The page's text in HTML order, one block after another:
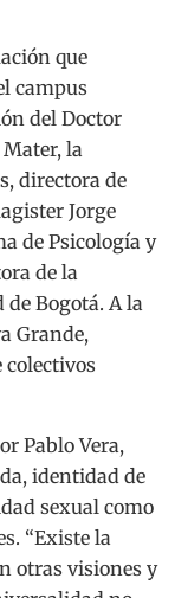
que
campus
del Doctor
Mater, la
directora de
Jorge
de Psicología y
de la
Bogotá. A la
Grande,
colectivos
Pablo Vera,
identidad de
sexual como
“Existe la
otras visiones y